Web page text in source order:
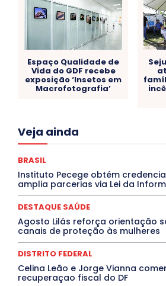
Espaço Qualidade de
Vida do GDF recebe
exposição ‘Insetos em
Macrofotografia’
Veja ainda
Acre
Congressuanas & Esplanadumas
Crônica Política
Cultura e Tal
DANÇA
DESTAQUE BRASIL
DESTAQUE
DESTAQUES OUTROS
ELEIÇÕES
EMPREGO E
Especial
Espírito Santo
EVENTOS
EXPOSIÇÃO
INTELIGÊNCIA
Jogos Online
JUDICIÁRIO
BRASIL
Instituto Pecege obtém
amplia parcerias via Lei da
DESTAQUE SAÚDE
Agosto Lilás reforça orientação
canais de proteção às mulheres
DISTRITO FEDERAL
Celina Leão e Jorge Vianna
recuperaçao fiscal do DF